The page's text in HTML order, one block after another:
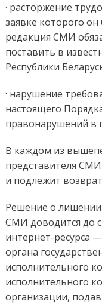
· расторжение
заявке которого
редакция СМИ
поставить в
Республики
· нарушение
настоящего
правонарушений в
В каждом из
представителя
и подлежит
Решение о лишении
СМИ доводится до
интернет-ресурса
органа
исполнительного
исполнительного
организации,